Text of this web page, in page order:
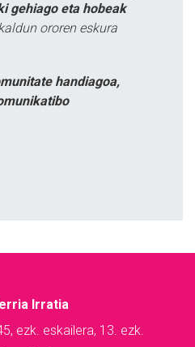
gehiago eta hobeak
ororen eskura
handiagoa,
Irratia
ezk. eskailera, 13. ezk.